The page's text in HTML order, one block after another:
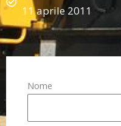
11 aprile 2011
Nome